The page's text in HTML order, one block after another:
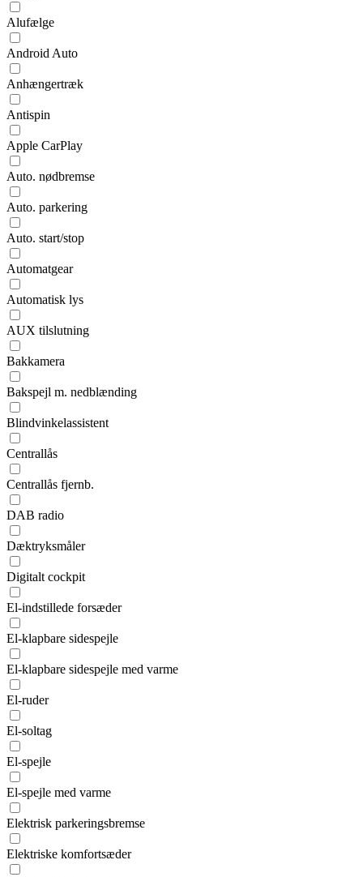
Alufælge
Android Auto
Anhængertræk
Antispin
Apple CarPlay
Auto. nødbremse
Auto. parkering
Auto. start/stop
Automatgear
Automatisk lys
AUX tilslutning
Bakkamera
Bakspejl m. nedblænding
Blindvinkelassistent
Centrallås
Centrallås fjernb.
DAB radio
Dæktryksmåler
Digitalt cockpit
El-indstillede forsæder
El-klapbare sidespejle
El-klapbare sidespejle med varme
El-ruder
El-soltag
El-spejle
El-spejle med varme
Elektrisk parkeringsbremse
Elektriske komfortsæder